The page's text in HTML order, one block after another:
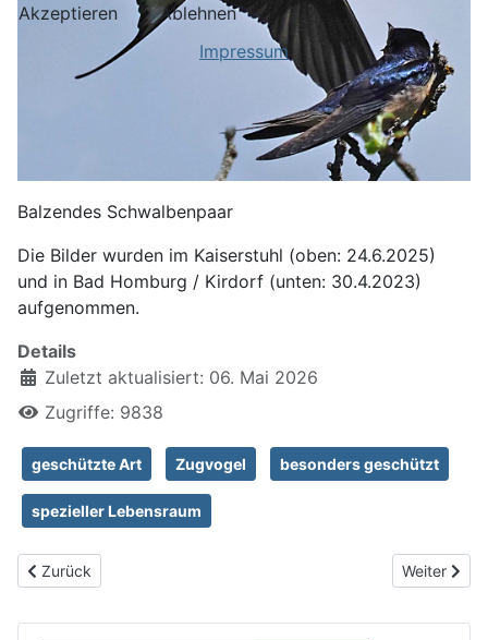
Balzendes Schwalbenpaar
Die Bilder wurden im Kaiserstuhl (oben: 24.6.2025)
und in Bad Homburg / Kirdorf (unten: 30.4.2023)
aufgenommen.
Details
Zuletzt aktualisiert: 06. Mai 2026
Zugriffe: 9838
geschützte Art Zugvogel besonders geschützt
spezieller Lebensraum
Vorheriger Beitrag: Türkentaube, Streptopelia decaocto
Zurück Nächster
Weiter
Akzeptieren
Ablehnen
Impressum